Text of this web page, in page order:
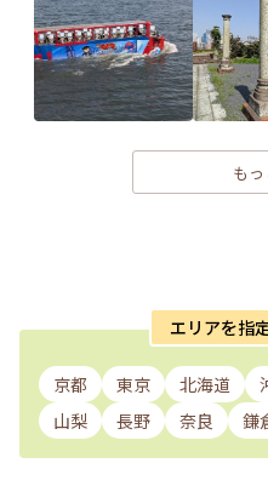
も
エリアを指
京都 東京 北海道
山梨
長野 奈良 鎌